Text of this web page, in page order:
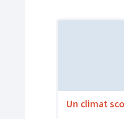
Un climat